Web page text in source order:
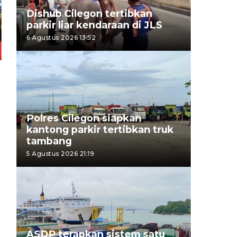
Dishub Cilegon tertibkan
parkir liar kendaraan di JLS
6 Agustus 2026 13:52
Polres Cilegon siapkan
kantong parkir tertibkan truk
tambang
5 Agustus 2026 21:19
ASDP terapkan sistem satu